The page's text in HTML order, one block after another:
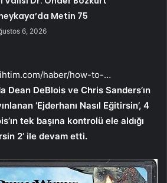
Metin 75
6, 2026
haber/how-to-…
Dean DeBlois ve Chris Sanders’ın
‘Ejderhanı Nasıl Eğitirsin’, 4
tek başına kontrolü ele aldığı
2’ ile devam etti.